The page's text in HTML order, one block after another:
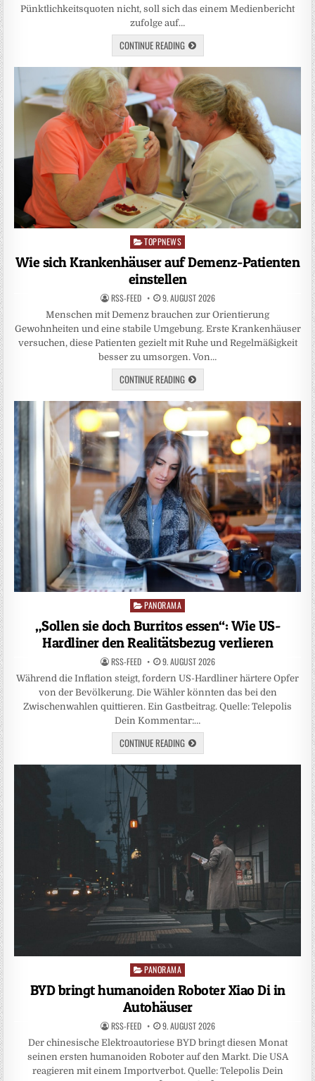
Pünktlichkeitsquoten nicht, soll sich das einem Medienbericht
zufolge auf…
CONTINUE READING
Posted
in
TOPPNEWS
Wie sich Krankenhäuser auf Demenz-Patienten
einstellen
RSS-FEED 9. AUGUST 2026
Menschen mit Demenz brauchen zur Orientierung
Gewohnheiten und eine stabile Umgebung. Erste Krankenhäuser
versuchen, diese Patienten gezielt mit Ruhe und Regelmäßigkeit
besser zu umsorgen. Von…
CONTINUE READING
Posted
in
PANORAMA
„Sollen sie doch Burritos essen“: Wie US-
Hardliner den Realitätsbezug verlieren
RSS-FEED 9. AUGUST 2026
Während die Inflation steigt, fordern US-Hardliner härtere Opfer
von der Bevölkerung. Die Wähler könnten das bei den
Zwischenwahlen quittieren. Ein Gastbeitrag. Quelle: Telepolis
Dein Kommentar:…
CONTINUE READING
Posted
PANORAMA
BYD bringt humanoiden Roboter Xiao Di in
Autohäuser
RSS-FEED 9. AUGUST 2026
Der chinesische Elektroautoriese BYD bringt diesen Monat
seinen ersten humanoiden Roboter auf den Markt. Die USA
reagieren mit einem Importverbot. Quelle: Telepolis Dein